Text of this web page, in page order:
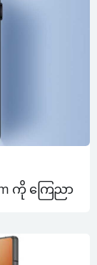
ကို ကြေညာ